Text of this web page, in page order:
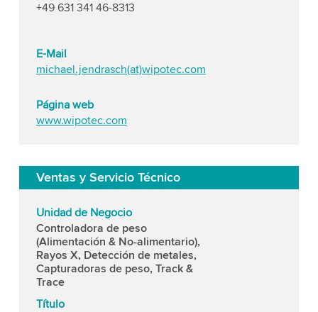
+49 631 341 46-8313
E-Mail
michael.jendrasch(at)wipotec.com
Página web
www.wipotec.com
Ventas y Servicio Técnico
Unidad de Negocio
Controladora de peso
(Alimentación & No-alimentario),
Rayos X, Detección de metales,
Capturadoras de peso, Track &
Trace
Título